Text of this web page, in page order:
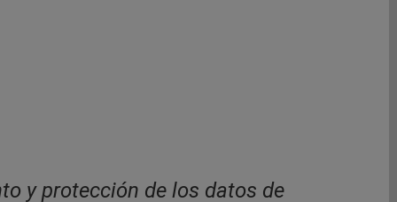
y protección de los datos de